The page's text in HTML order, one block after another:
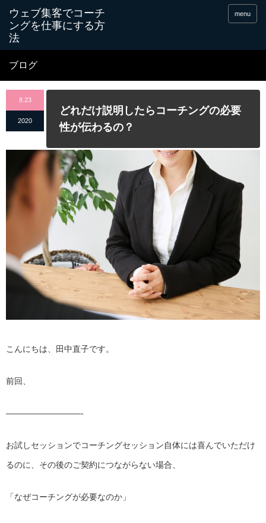
menu
ブログ
8.23
2020
どれだけ説明したらコーチングの必要
性が伝わるの？
こんにちは、田中直子です。
前回、
—————————-
お試しセッションでコーチングセッション自体には喜んでいただけ
るのに、その後のご契約につながらない場合、
「なぜコーチングが必要なのか」